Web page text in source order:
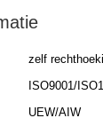
zelf
ISO9001/
UEW/AIW